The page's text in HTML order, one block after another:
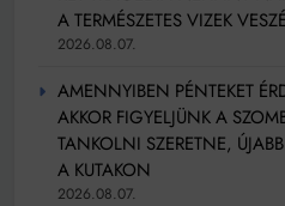
A TERMÉSZETES VIZEK
2026.08.07.
AMENNYIBEN PÉNTEKET
AKKOR FIGYELJÜNK A
TANKOLNI SZERETNE,
A KUTAKON
2026.08.07.